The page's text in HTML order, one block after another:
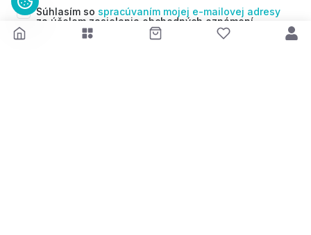
Súhlasím so spracúvaním mojej e-mailovej adresy
za účelom zasielania obchodných oznámení
(newsletterov) v súlade s čl. 6 ods. 1 písm. a)
Nariadenia GDPR. Svoj súhlas môžem kedykoľvek